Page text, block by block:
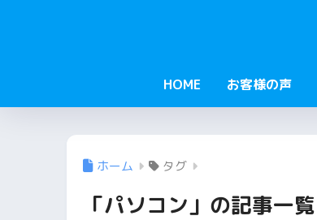
HOME お客様の声
ホーム タグ
「パソコン」の記事一覧